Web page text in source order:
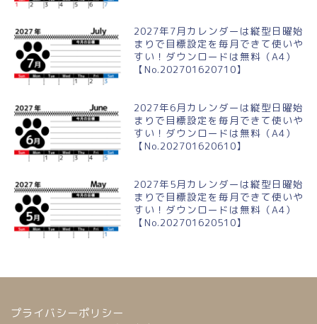
2027年7月カレンダーは縦型日曜始
まりで目標設定を毎月できて使いや
すい！ダウンロードは無料（A4）
【No.202701620710】
2027年6月カレンダーは縦型日曜始
まりで目標設定を毎月できて使いや
すい！ダウンロードは無料（A4）
【No.202701620610】
2027年5月カレンダーは縦型日曜始
まりで目標設定を毎月できて使いや
すい！ダウンロードは無料（A4）
【No.202701620510】
プライバシーポリシー